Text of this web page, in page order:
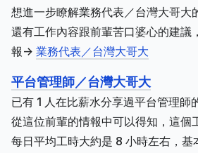
想進一步瞭解業務代表／台灣大哥大
還有工作內容跟前輩苦口婆心的建議
報-> 業務代表／台灣大哥大
平台管理師／台灣大哥大
已有 1 人在比薪水分享過平台管理師
從這位前輩的情報中可以得知，這個
每日平均工時大約是 8 小時左右，基